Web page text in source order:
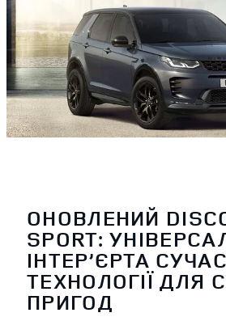
ОНОВЛЕНИЙ
SPORT:
ІНТЕР’ЄРТА
ТЕХНОЛОГІЇ ДЛЯ
ПРИГОД